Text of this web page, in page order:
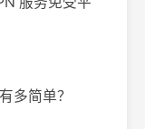
多简单？